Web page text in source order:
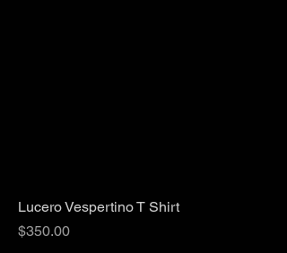
Lucero Vespertino T Shirt
Precio
$350.00